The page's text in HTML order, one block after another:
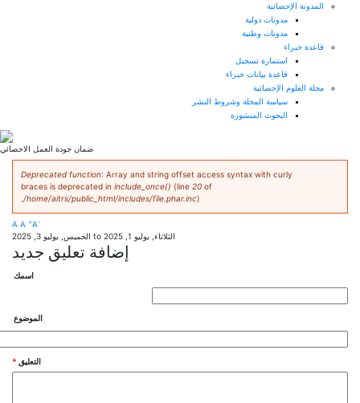
المدونة الإحصائية
مدونات دولية
مدونات وطنية
قاعدة خبراء
استمارة تسجيل
قاعدة بيانات خبراء
مجلة العلوم الإحصائية
سياسة المجلة وشروط النشر
البحوث المنشورة
ضمان جودة العمل الاحصائي
رسالة الخطأ Deprecated function : Array and string offset access syntax with curly
braces is deprecated in include_once()(line
/home/aitrs/public_html/includes/file.phar.inc
الثلاثاء, يوليو 1, 2025
to الخميس, يوليو 3, 2025
إضافة تعليق جديد
‏الموضوع ‏
*